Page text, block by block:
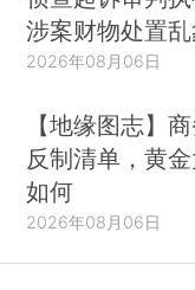
涉案财物处置
2026年08月06日
【地缘图志】
反制清单，黄
如何
2026年08月06日